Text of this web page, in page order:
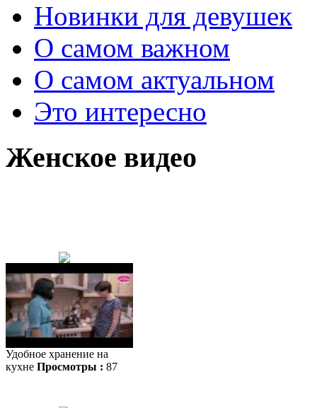
Новинки для девушек
О самом важном
О самом актуальном
Это интересно
Женское видео
Удобное хранение на
кухне Просмотры : 87